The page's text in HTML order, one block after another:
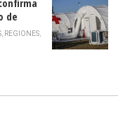
de
, REGIONES,